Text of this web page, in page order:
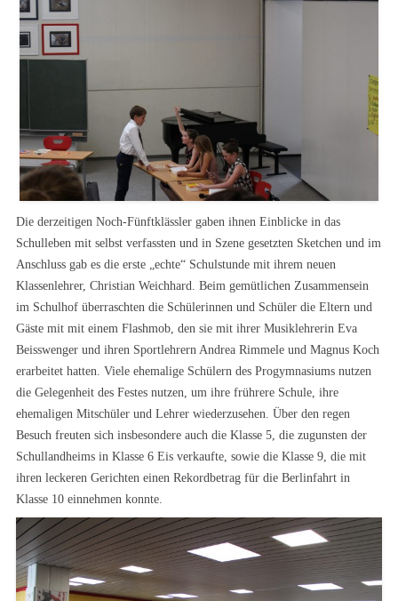
Die derzeitigen Noch-Fünftklässler gaben ihnen Einblicke in das
Schulleben mit selbst verfassten und in Szene gesetzten Sketchen und im
Anschluss gab es die erste „echte“ Schulstunde mit ihrem neuen
Klassenlehrer, Christian Weichhard. Beim gemütlichen Zusammensein
im Schulhof überraschten die Schülerinnen und Schüler die Eltern und
Gäste mit mit einem Flashmob, den sie mit ihrer Musiklehrerin Eva
Beisswenger und ihren Sportlehrern Andrea Rimmele und Magnus Koch
erarbeitet hatten. Viele ehemalige Schülern des Progymnasiums nutzen
die Gelegenheit des Festes nutzen, um ihre frührere Schule, ihre
ehemaligen Mitschüler und Lehrer wiederzusehen. Über den regen
Besuch freuten sich insbesondere auch die Klasse 5, die zugunsten der
Schullandheims in Klasse 6 Eis verkaufte, sowie die Klasse 9, die mit
ihren leckeren Gerichten einen Rekordbetrag für die Berlinfahrt in
Klasse 10 einnehmen konnte.